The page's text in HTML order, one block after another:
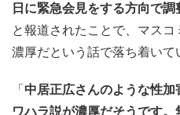
日に緊急会見をする方向で
と報道されたことで、マス
濃厚だという話で落ち着いて
「 中居正広さんのような性
ワハラ説が濃厚だそうです